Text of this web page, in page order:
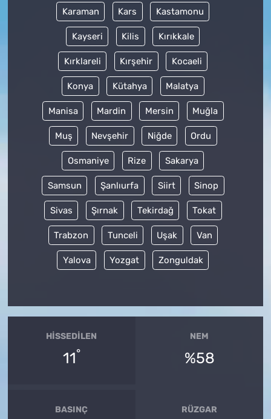
Karaman Kars Kastamonu
Kayseri Kilis Kırıkkale
Kırklareli Kırşehir Kocaeli
Konya Kütahya Malatya
Manisa Mardin Mersin Muğla
Muş Nevşehir Niğde Ordu
Osmaniye Rize Sakarya
Samsun Şanlıurfa Siirt Sinop
Sivas Şırnak Tekirdağ Tokat
Trabzon Tunceli Uşak Van
Yalova Yozgat Zonguldak
HISSEDILEN
11°
NEM
%58
BASINÇ RÜZGAR